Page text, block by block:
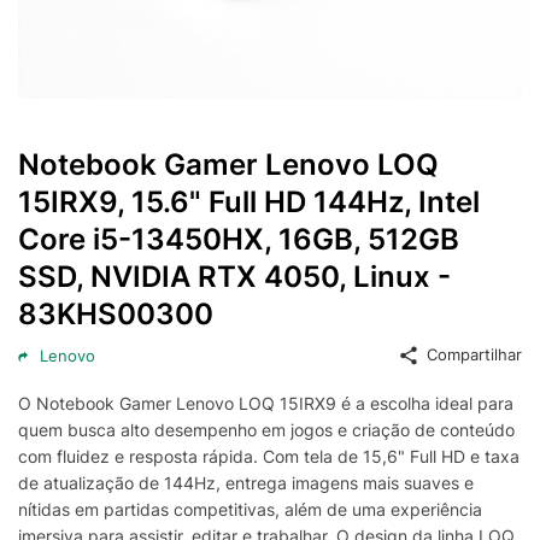
Notebook Gamer Lenovo LOQ
15IRX9, 15.6" Full HD 144Hz, Intel
Core i5-13450HX, 16GB, 512GB
SSD, NVIDIA RTX 4050, Linux -
83KHS00300
Lenovo Compartilhar
O Notebook Gamer Lenovo LOQ 15IRX9 é a escolha ideal para
quem busca alto desempenho em jogos e criação de conteúdo
com fluidez e resposta rápida. Com tela de 15,6" Full HD e taxa
de atualização de 144Hz, entrega imagens mais suaves e
nítidas em partidas competitivas, além de uma experiência